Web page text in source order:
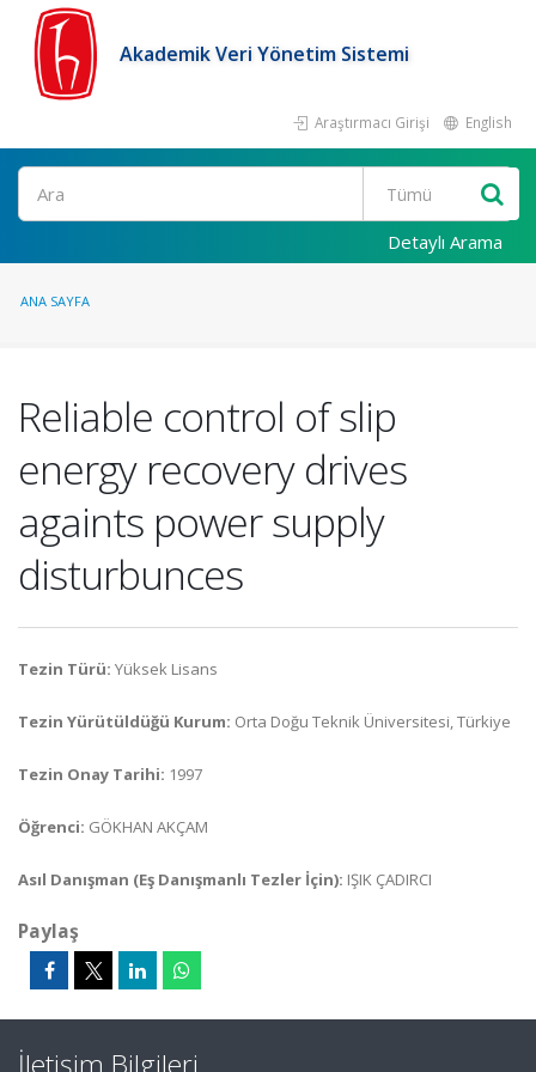
Akademik Veri Yönetim Sistemi
Araştırmacı Girişi English
Ara
Detaylı Arama
ANA SAYFA
Reliable control of slip
energy recovery drives
againts power supply
disturbunces
Tezin Türü: Yüksek Lisans
Tezin Yürütüldüğü Kurum: Orta Doğu Teknik Üniversitesi, Türkiye
Tezin Onay Tarihi: 1997
Öğrenci: GÖKHAN AKÇAM
Asıl Danışman (Eş Danışmanlı Tezler İçin): IŞIK ÇADIRCI
Paylaş
İletişim Bilgileri